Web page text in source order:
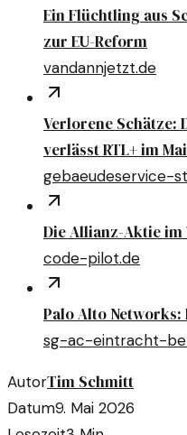
Ein Flüchtling aus
zur EU-Reform
vandannjetzt.de
Verlorene Schätze:
verlässt RTL+ im
gebaeudeservice-
Die Allianz-Aktie
code-pilot.de
Palo Alto
sg-ac-eintracht-
AutorTim Schmitt
Datum9. Mai 2026